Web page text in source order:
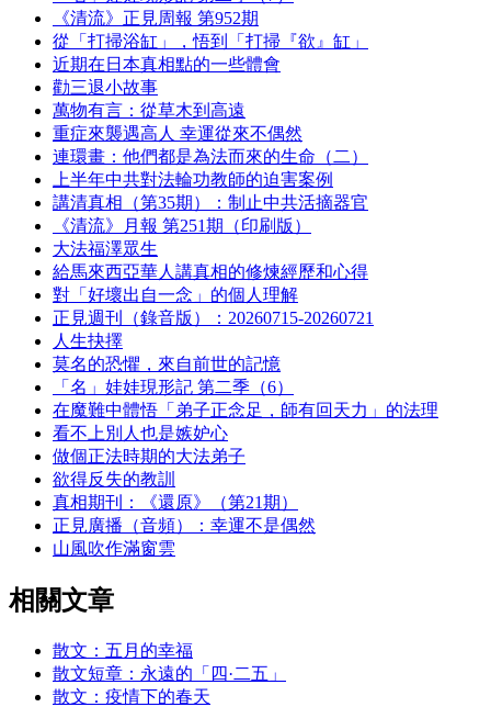
《清流》正見周報 第952期
從「打掃浴缸」，悟到「打掃『欲』缸」
近期在日本真相點的一些體會
勸三退小故事
萬物有言：從草木到高遠
重症來襲遇高人 幸運從來不偶然
連環畫：他們都是為法而來的生命（二）
上半年中共對法輪功教師的迫害案例
講清真相（第35期）：制止中共活摘器官
《清流》月報 第251期（印刷版）
大法福澤眾生
給馬來西亞華人講真相的修煉經歷和心得
對「好壞出自一念」的個人理解
正見週刊（錄音版）：20260715-20260721
人生抉擇
莫名的恐懼，來自前世的記憶
「名」娃娃現形記 第二季（6）
在魔難中體悟「弟子正念足，師有回天力」的法理
看不上別人也是嫉妒心
做個正法時期的大法弟子
欲得反失的教訓
真相期刊：《還原》（第21期）
正見廣播（音頻）：幸運不是偶然
山風吹作滿窗雲
相關文章
散文：五月的幸福
散文短章：永遠的「四·二五」
散文：疫情下的春天